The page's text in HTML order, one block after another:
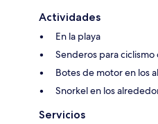
Actividades
En la playa
Senderos para
Botes de motor en los
Snorkel en los
Servicios